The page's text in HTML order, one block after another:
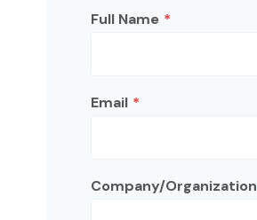
Full Name *
Email *
Company/Organization